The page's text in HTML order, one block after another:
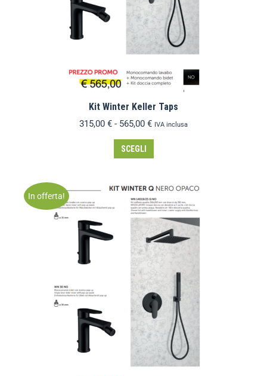
Kit Winter Keller Taps
315,00 € - 565,00 € IVA inclusa
SCEGLI
In offerta!